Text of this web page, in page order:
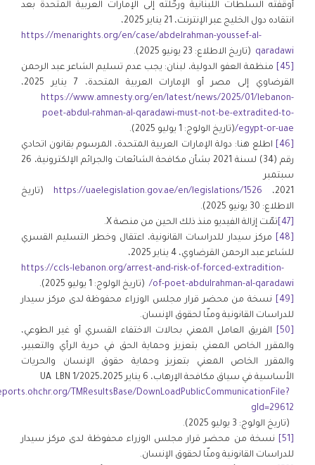
أوقفته السلطات اللبنانية ورحّلته إلى الإمارات العربية المتحدة بعد
انتقاده دول الخليج عبر الإنترنت، 21 يناير 2025،
https://menarights.org/en/case/abdelrahman-youssef-al-
qaradawi (تاريخ الاطلاع: 23 يونيو 2025).
[45]
منظمة العفو الدولية، لبنان: يجب عدم تسليم الشاعر عبد الرحمن
القرضاوي إلى مصر أو الإمارات العربية المتحدة، 7 يناير 2025،
https://www.amnesty.org/en/latest/news/2025/01/lebanon-
poet-abdul-rahman-al-qaradawi-must-not-be-extradited-to-
egypt-or-uae/ (تاريخ الولوج: 1 يوليو 2025).
[46]
اطلع هنا: دولة الإمارات العربية المتحدة، المرسوم بقانون اتحادي
رقم (34) لسنة 2021 بشأن مكافحة الشائعات والجرائم الإلكترونية، 26
سبتمبر
2021،
(تاريخ
الاطلاع: 30 يونيو 2025).
[47]
تمّت إزالة الفيديو منذ ذلك الحين من منصة X.
[48]
مركز سيدار للدراسات القانونية، اعتقال وخطر التسليم القسري
للشاعر عبد الرحمن القرضاوي، 4 يناير 2025،
https://ccls-lebanon.org/arrest-and-risk-of-forced-extradition-
of-poet-abdulrahman-al-qaradawi/
(تاريخ الولوج: 1 يوليو 2025).
[49]
نسخة من محضر قرار مجلس الوزراء محفوظة لدى مركز سيدار
للدراسات القانونية ومنّا لحقوق الإنسان.
[50]
الفريق العامل المعني بحالات الاختفاء القسري أو غير الطوعي،
والمقرر الخاص المعني بتعزيز وحماية الحق في حرية الرأي والتعبير،
والمقرر الخاص المعني بتعزيز وحماية حقوق الإنسان والحريات
الأساسية في سياق مكافحة الإرهاب، 6 يناير 2025،UA LBN 1/2025
TMResultsBase/DownLoadPublicCommunicationFile?
gId=29612
(تاريخ الولوج: 3 يوليو 2025).
[51]
نسخة من محضر قرار مجلس الوزراء محفوظة لدى مركز سيدار
للدراسات القانونية ومنّا لحقوق الإنسان.